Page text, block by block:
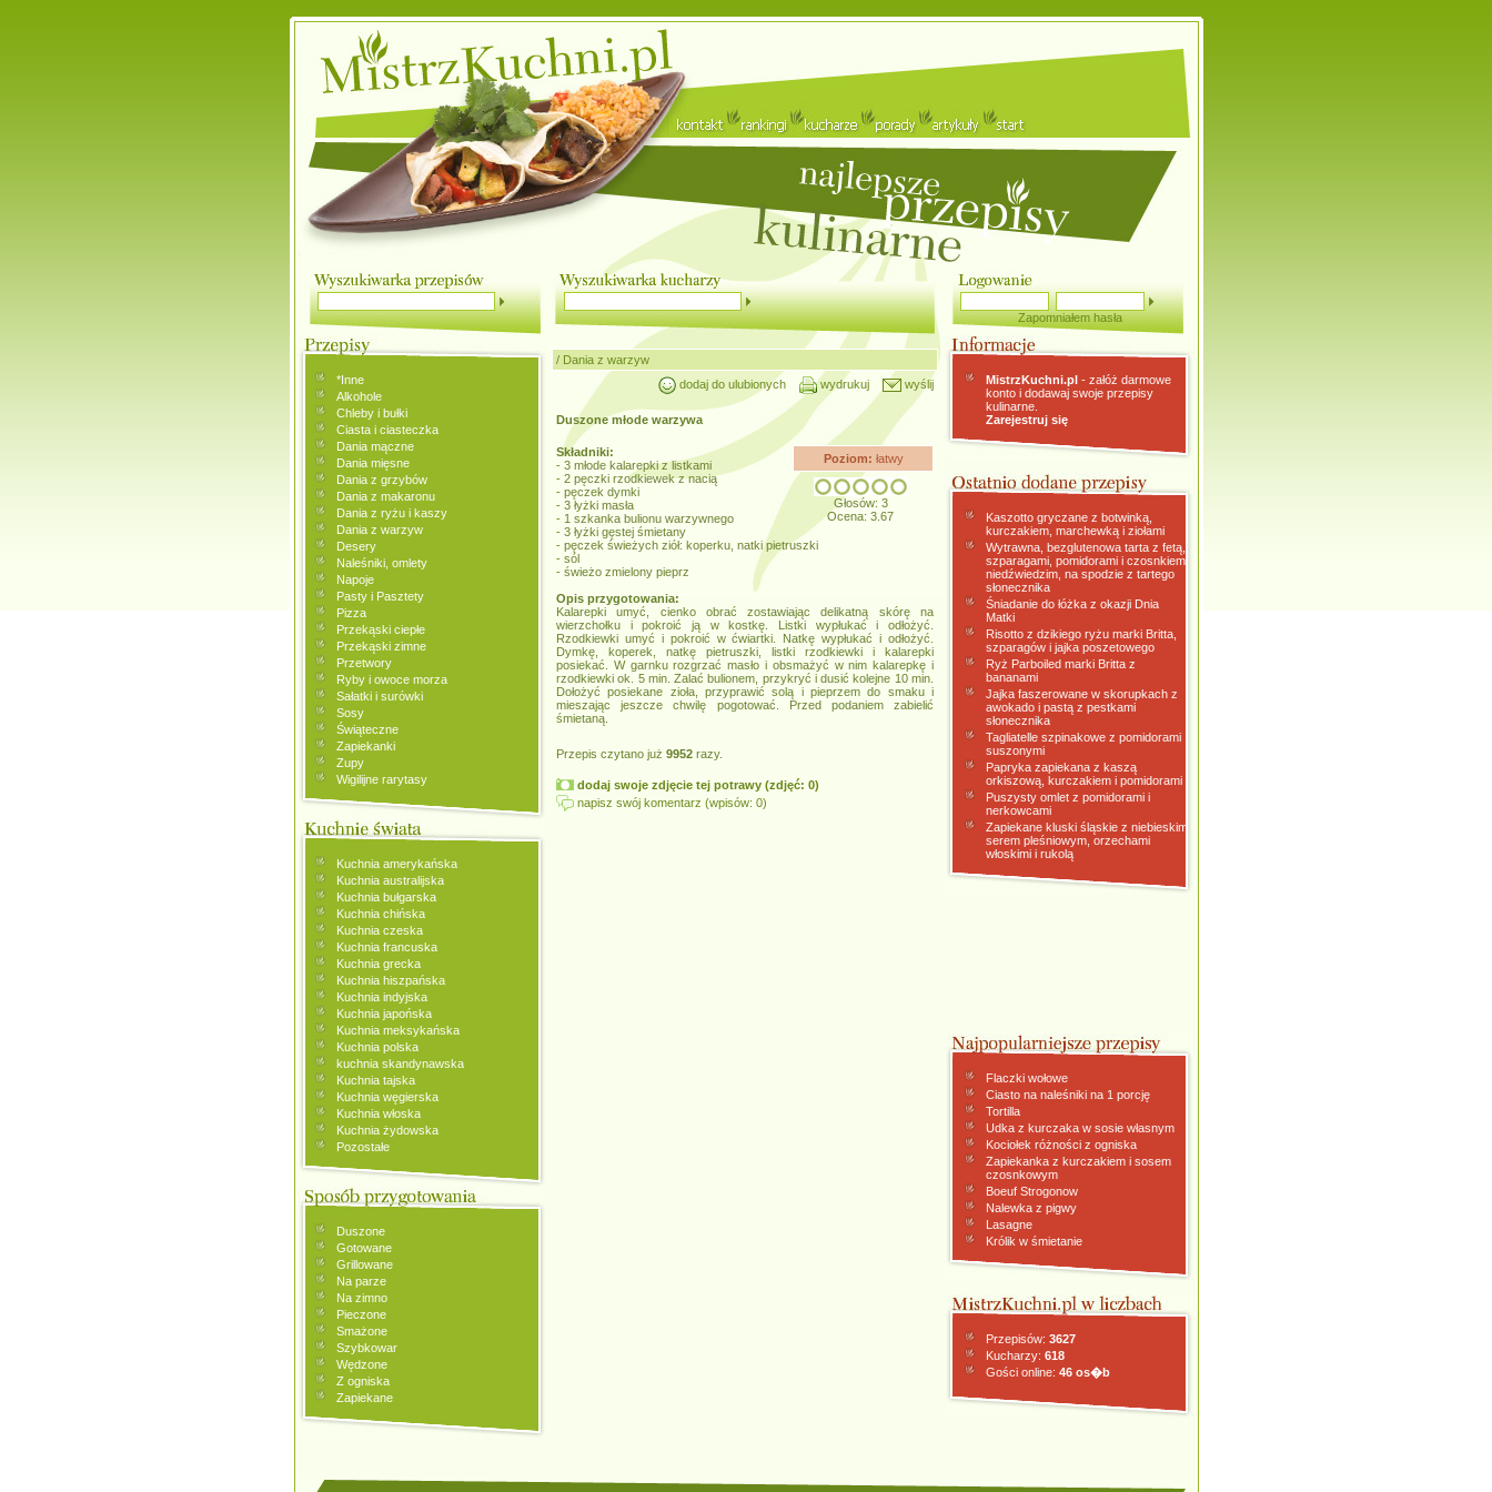
Zapomniałem hasła
*Inne
Alkohole
Chleby i bułki
Ciasta i ciasteczka
Dania mączne
Dania mięsne
Dania z grzybów
Dania z makaronu
Dania z ryżu i kaszy
Dania z warzyw
Desery
Naleśniki, omlety
Napoje
Pasty i Pasztety
Pizza
Przekąski ciepłe
Przekąski zimne
Przetwory
Ryby i owoce morza
Sałatki i surówki
Sosy
Świąteczne
Zapiekanki
Zupy
Wigilijne rarytasy
Kuchnia amerykańska
Kuchnia australijska
Kuchnia bułgarska
Kuchnia chińska
Kuchnia czeska
Kuchnia francuska
Kuchnia grecka
Kuchnia hiszpańska
Kuchnia indyjska
Kuchnia japońska
Kuchnia meksykańska
Kuchnia polska
kuchnia skandynawska
Kuchnia tajska
Kuchnia węgierska
Kuchnia włoska
Kuchnia żydowska
Pozostałe
Duszone
Gotowane
Grillowane
Na parze
Na zimno
Pieczone
Smażone
Szybkowar
Wędzone
Z ogniska
Zapiekane
/ Dania z warzyw
dodaj do ulubionych
wydrukuj wyślij
Duszone młode warzywa
Poziom: łatwy
Głosów: 3
Ocena: 3.67
Składniki:
- 3 młode kalarepki z listkami
- 2 pęczki rzodkiewek z nacią
- pęczek dymki
- 3 łyżki masła
- 1 szkanka bulionu warzywnego
- 3 łyżki gęstej śmietany
- pęczek świeżych ziół: koperku, natki pietruszki
- sól
- świeżo zmielony pieprz
Opis przygotowania:
Kalarepki umyć, cienko obrać zostawiając delikatną skórę na
wierzchołku i pokroić ją w kostkę. Listki wypłukać i odłożyć.
Rzodkiewki umyć i pokroić w ćwiartki. Natkę wypłukać i odłożyć.
Dymkę, koperek, natkę pietruszki, listki rzodkiewki i kalarepki
posiekać. W garnku rozgrzać masło i obsmażyć w nim kalarepkę i
rzodkiewki ok. 5 min. Zalać bulionem, przykryć i dusić kolejne 10 min.
Dołożyć posiekane zioła, przyprawić solą i pieprzem do smaku i
mieszając jeszcze chwilę pogotować. Przed podaniem zabielić
śmietaną.
Przepis czytano już 9952 razy.
dodaj swoje zdjęcie tej potrawy (zdjęć: 0)
napisz swój komentarz (wpisów: 0)
MistrzKuchni.pl- załóż darmowe
konto i dodawaj swoje przepisy
kulinarne.
Zarejestruj się
Kaszotto gryczane z botwinką,
kurczakiem, marchewką i ziołami
Wytrawna, bezglutenowa tarta z fetą,
szparagami, pomidorami i czosnkiem
niedźwiedzim, na spodzie z tartego
słonecznika
Śniadanie do łóżka z okazji Dnia
Matki
Risotto z dzikiego ryżu marki Britta,
szparagów i jajka poszetowego
Ryż Parboiled marki Britta z
bananami
Jajka faszerowane w skorupkach z
awokado i pastą z pestkami
słonecznika
Tagliatelle szpinakowe z pomidorami
suszonymi
Papryka zapiekana z kaszą
orkiszową, kurczakiem i pomidorami
Puszysty omlet z pomidorami i
nerkowcami
Zapiekane kluski śląskie z niebieskim
serem pleśniowym, orzechami
włoskimi i rukolą
Flaczki wołowe
Ciasto na naleśniki na 1 porcję
Tortilla
Udka z kurczaka w sosie własnym
Kociołek różności z ogniska
Zapiekanka z kurczakiem i sosem
czosnkowym
Boeuf Strogonow
Nalewka z pigwy
Lasagne
Królik w śmietanie
Przepisów: 3627
Kucharzy: 618
Gości online: 46 os�b